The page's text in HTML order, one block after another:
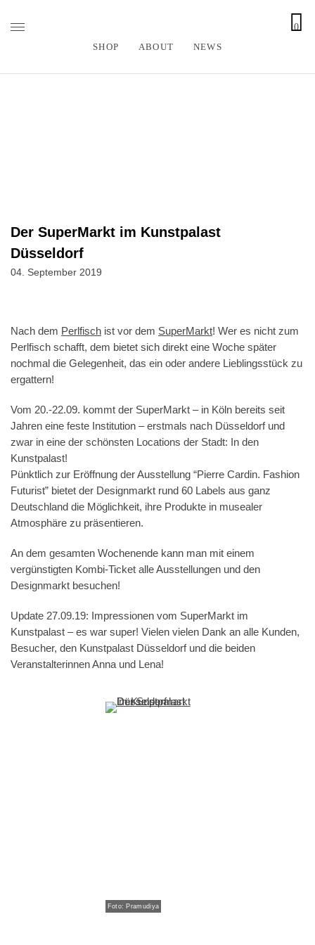
0
SHOP
ABOUT NEWS
Der SuperMarkt im Kunstpalast
Düsseldorf
04. September 2019
Nach dem Perlfisch ist vor dem SuperMarkt! Wer es nicht zum
Perlfisch schafft, dem bietet sich direkt eine Woche später
nochmal die Gelegenheit, das ein oder andere Lieblingsstück zu
ergattern!
Vom 20.-22.09. kommt der SuperMarkt – in Köln bereits seit
Jahren eine feste Institution – erstmals nach Düsseldorf und
zwar in eine der schönsten Locations der Stadt: In den
Kunstpalast!
Pünktlich zur Eröffnung der Ausstellung “Pierre Cardin. Fashion
Futurist” bietet der Designmarkt rund 60 Labels aus ganz
Deutschland die Möglichkeit, ihre Produkte in musealer
Atmosphäre zu präsentieren.
An dem gesamten Wochenende kann man mit einem
vergünstigten Kombi-Ticket alle Ausstellungen und den
Designmarkt besuchen!
Update 27.09.19: Impressionen vom SuperMarkt im
Kunstpalast – es war super! Vielen vielen Dank an alle Kunden,
Besucher, den Kunstpalast Düsseldorf und die beiden
Veranstalterinnen Anna und Lena!
Foto: Pramudiya